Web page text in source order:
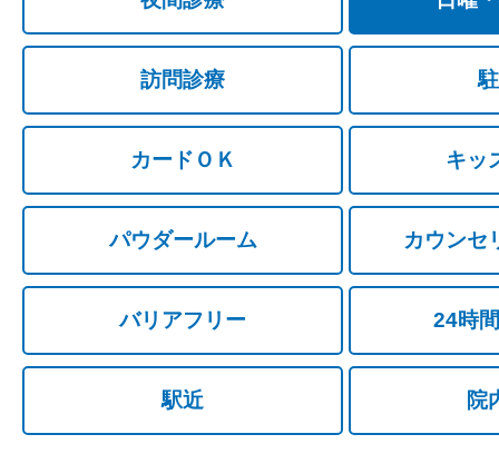
訪問診療
カードＯＫ キッ
パウダールーム カウンセ
バリアフリー 24時
駅近 院